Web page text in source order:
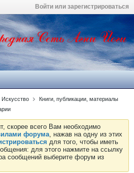
Войти или зарегистрироваться
Искусство
Книги, публикации, материалы
скорее всего Вам необходимо
форума, нажав на одну из этих
для того, чтобы иметь
для этого нажмите на ссылку
сообщений выберите форум из